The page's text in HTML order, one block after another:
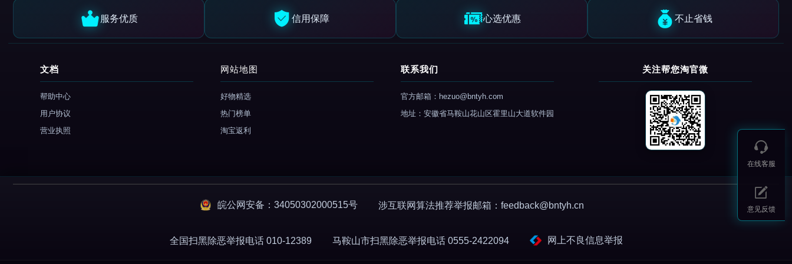
服务优质 信用保障 心选优惠 不止省钱
文档
帮助中心
用户协议
营业执照
网站地图
好物精选
热门榜单
淘宝返利
联系我们
官方邮箱：hezuo@bntyh.com
地址：安徽省马鞍山花山区霍里山大道软件园
关注帮您淘官微
皖公网安备：34050302000515号 涉互联网算法推荐举报邮箱：feedback@bntyh.cn
全国扫黑除恶举报电话 010-12389 马鞍山市扫黑除恶举报电话 0555-2422094 网上不良信息举报
在线客服
意见反馈